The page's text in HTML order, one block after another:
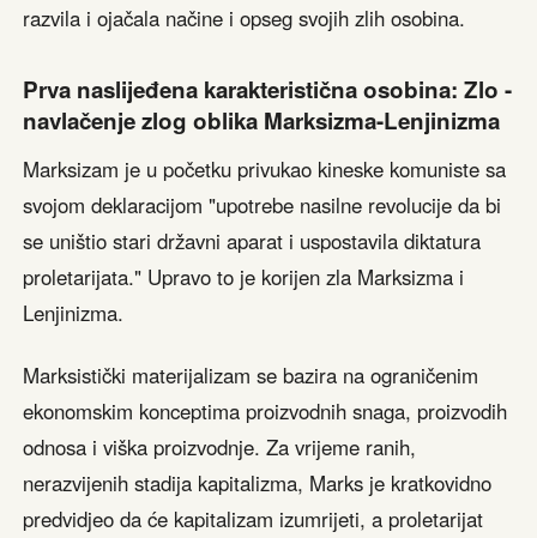
razvila i ojačala načine i opseg svojih zlih osobina.
Prva naslijeđena karakteristična osobina: Zlo -
navlačenje zlog oblika Marksizma-Lenjinizma
Marksizam je u početku privukao kineske komuniste sa
svojom deklaracijom "upotrebe nasilne revolucije da bi
se uništio stari državni aparat i uspostavila diktatura
proletarijata." Upravo to je korijen zla Marksizma i
Lenjinizma.
Marksistički materijalizam se bazira na ograničenim
ekonomskim konceptima proizvodnih snaga, proizvodih
odnosa i viška proizvodnje. Za vrijeme ranih,
nerazvijenih stadija kapitalizma, Marks je kratkovidno
predvidjeo da će kapitalizam izumrijeti, a proletarijat